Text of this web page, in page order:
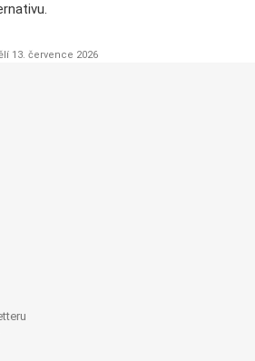
13. července 2026